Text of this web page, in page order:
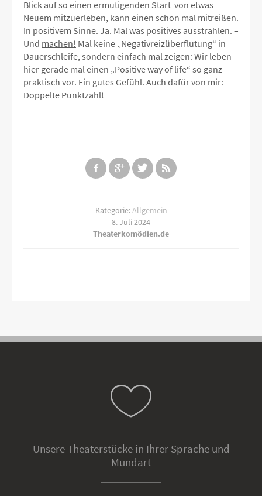
Blick auf so einen ermutigenden Start von etwas
Neuem mitzuerleben, kann einen schon mal mitreißen.
In positivem Sinne. Ja. Mal was positives ausstrahlen. –
Und machen! Mal keine „Negativreizüberflutung“ in
Dauerschleife, sondern einfach mal zeigen: Wir leben
hier gerade mal einen „Positive way of life“ so ganz
praktisch vor. Ein gutes Gefühl. Auch dafür von mir:
Doppelte Punktzahl!
Kategorie:Allgemein
8. Juli 2024
Theaterkomödien.de
Unsere Theaterstücke in Ihrer Sprache und
Mundart